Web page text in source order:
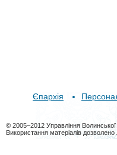
Єпархія
© 2005–2012 Управління Волинської
Використання матеріалів